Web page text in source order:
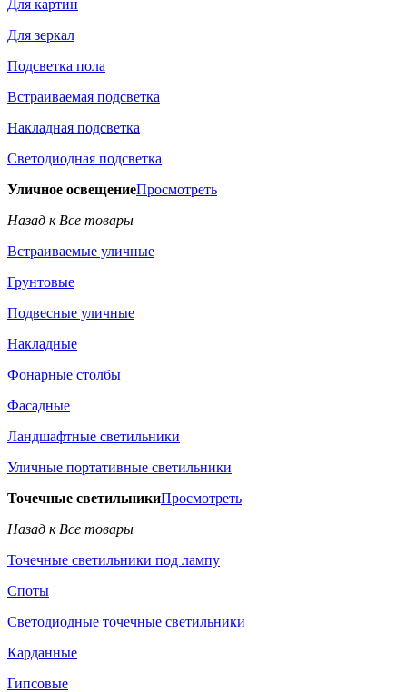
Для картин
Для зеркал
Подсветка пола
Встраиваемая подсветка
Накладная подсветка
Светодиодная подсветка
Уличное освещениеПросмотреть
Назад к Все товары
Встраиваемые уличные
Грунтовые
Подвесные уличные
Накладные
Фонарные столбы
Фасадные
Ландшафтные светильники
Уличные портативные светильники
Точечные светильникиПросмотреть
Назад к Все товары
Точечные светильники под лампу
Споты
Светодиодные точечные светильники
Карданные
Гипсовые